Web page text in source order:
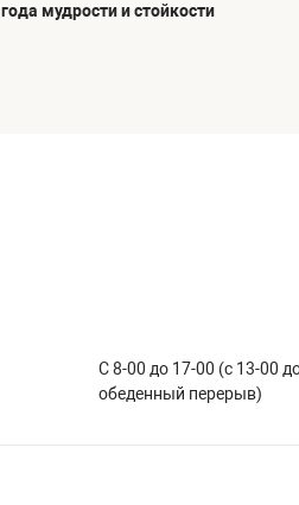
мудрости и стойкости
С 8-00 до 17-00 (с 13-00
обеденный перерыв)